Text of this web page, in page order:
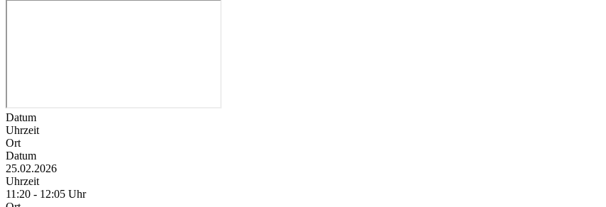
Datum
Uhrzeit
Ort
Datum
25.02.2026
Uhrzeit
11:20 - 12:05 Uhr